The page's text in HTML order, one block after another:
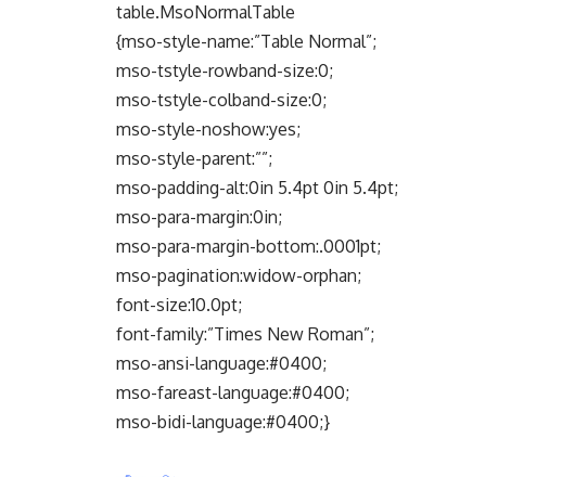
table.MsoNormalTable
{mso-style-name:”Table Normal”;
mso-tstyle-rowband-size:0;
mso-tstyle-colband-size:0;
mso-style-noshow:yes;
mso-style-parent:””;
mso-padding-alt:0in 5.4pt 0in 5.4pt;
mso-para-margin:0in;
mso-para-margin-bottom:.0001pt;
mso-pagination:widow-orphan;
font-size:10.0pt;
font-family:”Times New Roman”;
mso-ansi-language:#0400;
mso-fareast-language:#0400;
mso-bidi-language:#0400;}